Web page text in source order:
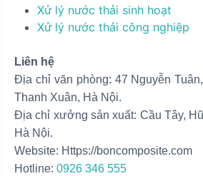
Xử lý nước thải sinh hoạt
Xử lý nước thải công nghiệp
Liên hệ
Địa chỉ văn phòng: 47 Nguyễn
Thanh Xuân, Hà Nội.
Địa chỉ xưởng sản xuất: Cầu Tây,
Hà Nội.
Website: Https://boncomposite.com
Hotline: 0926 346 555